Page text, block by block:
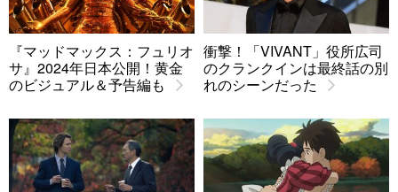
『マッドマックス：フュリオ
サ』2024年日本公開！黄金
のビジュアル＆予告編も
衝撃！「VIVANT」役所広司
のクランクインは最終話の別
れのシーンだった